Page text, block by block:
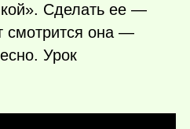
Сделать ее —
смотрится она —
Урок